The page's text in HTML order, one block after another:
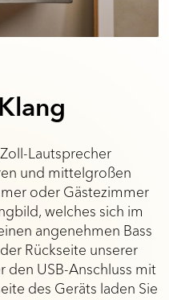
Lautsprecher
und mittelgroßen
oder Gästezimmer
welches sich im
angenehmen Bass
Rückseite unserer
den USB-Anschluss mit
des Geräts laden Sie